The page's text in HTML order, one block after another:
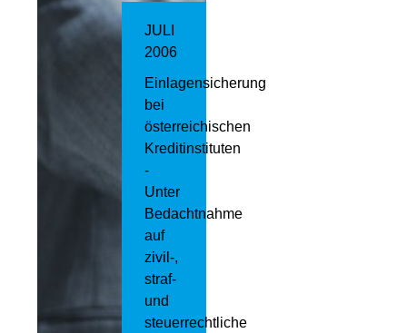
JULI
2006
Einlagensicherung
bei
österreichischen
Kreditinstituten
-
Unter
Bedachtnahme
auf
zivil-,
straf-
und
steuerrechtliche